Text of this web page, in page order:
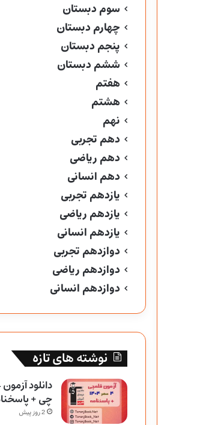
سوم دبستان
چهارم دبستان
پنجم دبستان
ششم دبستان
هفتم
هشتم
نهم
دهم تجربی
دهم ریاضی
دهم انسانی
یازدهم تجربی
یازدهم ریاضی
یازدهم انسانی
دوازدهم تجربی
دوازدهم ریاضی
دوازدهم انسانی
نوشته های تازه
چی +
2 روز پیش